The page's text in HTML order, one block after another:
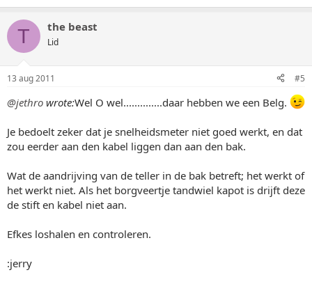
T the beast
Lid
13 aug 2011 #5
@jethro wrote:Wel O wel..............daar hebben we een Belg.
Je bedoelt zeker dat je snelheidsmeter niet goed werkt, en dat
zou eerder aan den kabel liggen dan aan den bak.
Wat de aandrijving van de teller in de bak betreft; het werkt of
het werkt niet. Als het borgveertje tandwiel kapot is drijft deze
de stift en kabel niet aan.
Efkes loshalen en controleren.
:jerry